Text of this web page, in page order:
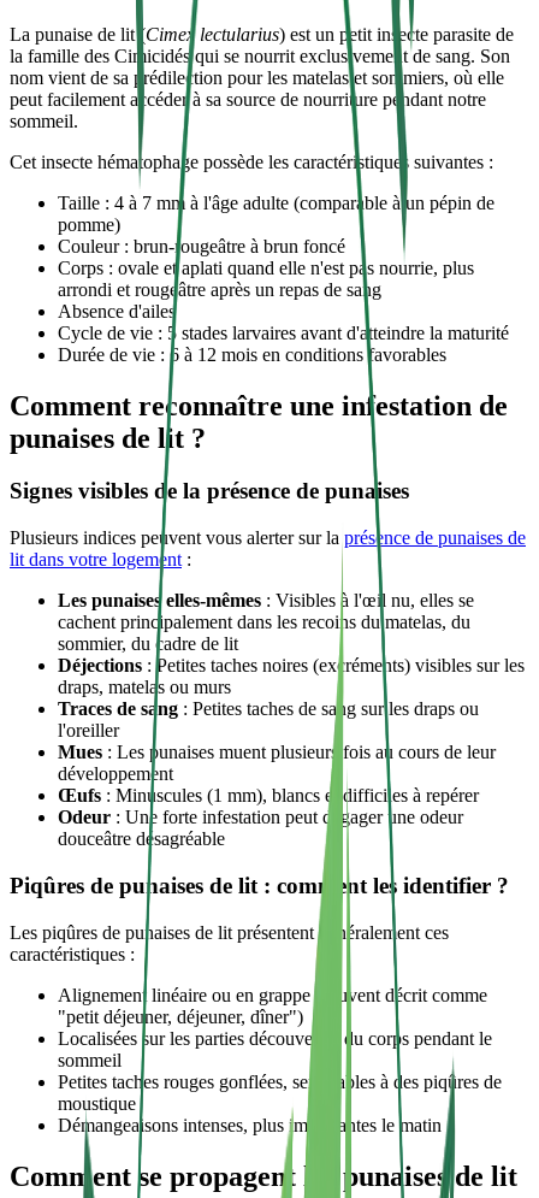
La punaise de lit (Cimex lectularius) est un petit insecte parasite de
la famille des Cimicidés qui se nourrit exclusivement de sang. Son
nom vient de sa prédilection pour les matelas et sommiers, où elle
peut facilement accéder à sa source de nourriture pendant notre
sommeil.
Cet insecte hématophage possède les caractéristiques suivantes :
Taille : 4 à 7 mm à l'âge adulte (comparable à un pépin de
pomme)
Couleur : brun-rougeâtre à brun foncé
Corps : ovale et aplati quand elle n'est pas nourrie, plus
arrondi et rougeâtre après un repas de sang
Absence d'ailes
Cycle de vie : 5 stades larvaires avant d'atteindre la maturité
Durée de vie : 6 à 12 mois en conditions favorables
Comment reconnaître une infestation de
punaises de lit ?
Signes visibles de la présence de punaises
Plusieurs indices peuvent vous alerter sur la présence de punaises de
lit dans votre logement :
Les punaises elles-mêmes : Visibles à l'œil nu, elles se
cachent principalement dans les recoins du matelas, du
sommier, du cadre de lit
Déjections : Petites taches noires (excréments) visibles sur les
draps, matelas ou murs
Traces de sang : Petites taches de sang sur les draps ou
l'oreiller
Mues : Les punaises muent plusieurs fois au cours de leur
développement
Œufs : Minuscules (1 mm), blancs et difficiles à repérer
Odeur : Une forte infestation peut dégager une odeur
douceâtre désagréable
Piqûres de punaises de lit : comment les identifier ?
Les piqûres de punaises de lit présentent généralement ces
caractéristiques :
Alignement linéaire ou en grappe (souvent décrit comme
"petit déjeuner, déjeuner, dîner")
Localisées sur les parties découvertes du corps pendant le
sommeil
Petites taches rouges gonflées, semblables à des piqûres de
moustique
Démangeaisons intenses, plus importantes le matin
Comment se propagent les punaises de lit